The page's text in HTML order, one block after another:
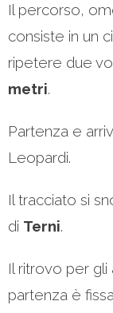
Il percorso,
consiste in un
ripetere due
metri.
Partenza e
Leopardi.
Il tracciato si
di Terni.
Il ritrovo per gli
partenza è